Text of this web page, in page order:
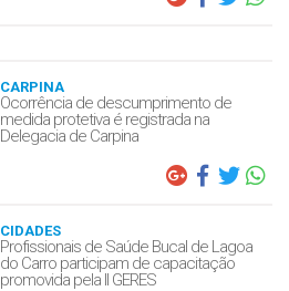
CARPINA
Ocorrência de descumprimento de
medida protetiva é registrada na
Delegacia de Carpina
CIDADES
Profissionais de Saúde Bucal de Lagoa
do Carro participam de capacitação
promovida pela II GERES